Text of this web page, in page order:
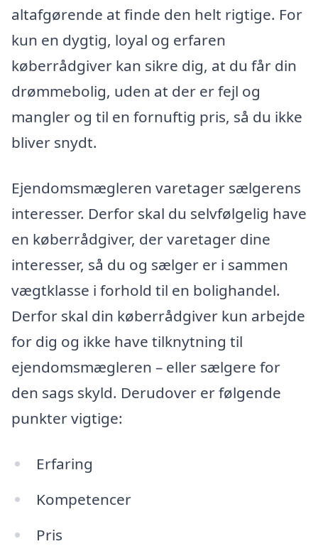
altafgørende at finde den helt rigtige. For
kun en dygtig, loyal og erfaren
køberrådgiver kan sikre dig, at du får din
drømmebolig, uden at der er fejl og
mangler og til en fornuftig pris, så du ikke
bliver snydt.
Ejendomsmægleren varetager sælgerens
interesser. Derfor skal du selvfølgelig have
en køberrådgiver, der varetager dine
interesser, så du og sælger er i sammen
vægtklasse i forhold til en bolighandel.
Derfor skal din køberrådgiver kun arbejde
for dig og ikke have tilknytning til
ejendomsmægleren – eller sælgere for
den sags skyld. Derudover er følgende
punkter vigtige:
Erfaring
Kompetencer
Pris